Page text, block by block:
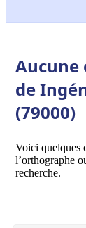
Aucune
de
(79000)
Voici quelques
l’orthographe
recherche.